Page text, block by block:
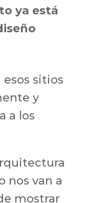
ya está
esos sitios
y
a los
nos van a
mostrar